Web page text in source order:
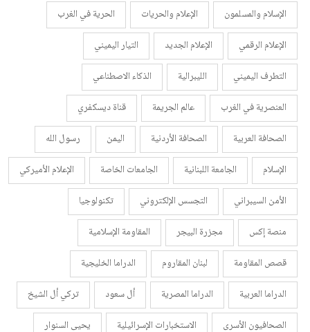
الإسلام والمسلمون
الإعلام والحريات
الحرية في الغرب
الإعلام الرقمي
الإعلام الجديد
التيار اليميني
التطرف اليميني
الليبرالية
الذكاء الاصطناعي
العنصرية في الغرب
عالم الجريمة
قناة ديسكفري
الصحافة العربية
الصحافة الأردنية اليمن
رسول الله
الإسلام
الجامعة اللبنانية الجامعات الخاصة
الإعلام الأميركي
الأمن السيبراني
التجسس الإلكتروني
تكنولوجيا
منصة إكس
مجزرة البيجر
المقاومة الإسلامية
قصص المقاومة
لبنان المقاروم
الدراما الخليجية
الدراما العربية
الدراما المصرية أل سعود
تركي أل الشيخ
الصحافيون الأسرى
الاستخبارات الإسرائيلية يحيى السنوار